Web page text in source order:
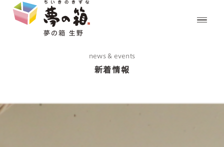
news & events
新着情報